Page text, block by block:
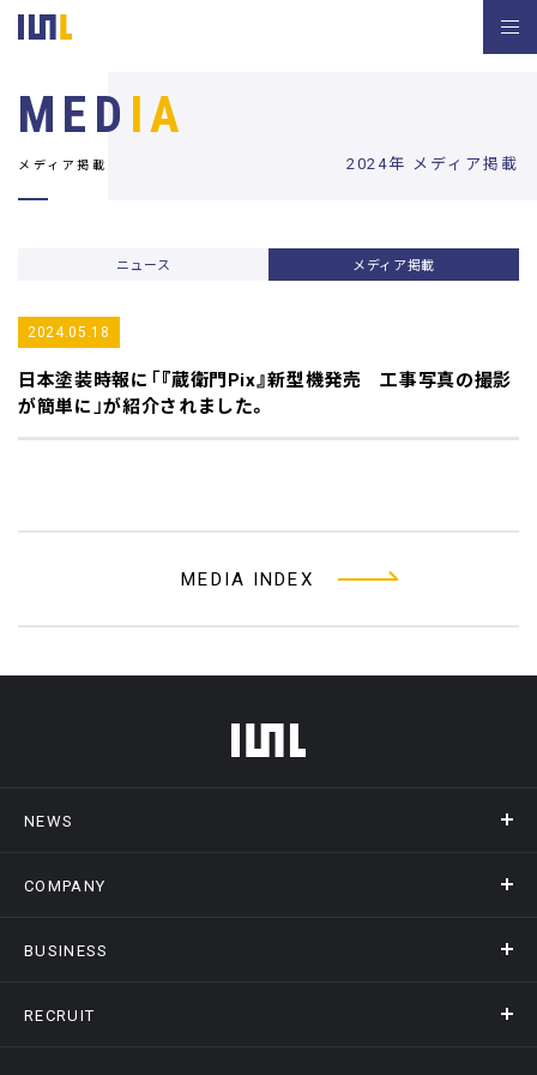
2024年 メディア掲載
MED IA
メディア掲載
ニュース メディア掲載
2024.05.18
日本塗装時報に「『蔵衛門Pix』新型機発売 工事写真の撮影
が簡単に」が紹介されました。
MEDIA INDEX
フッターメニュー
NEWS
ニュース
COMPANY
会社概要
BUSINESS
事業情報トップ
RECRUIT